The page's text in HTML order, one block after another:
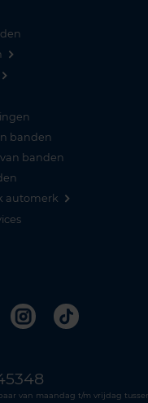
banden
banden
automerk
Instagram
Tiktok
van maandag t/m vrijdag tussen